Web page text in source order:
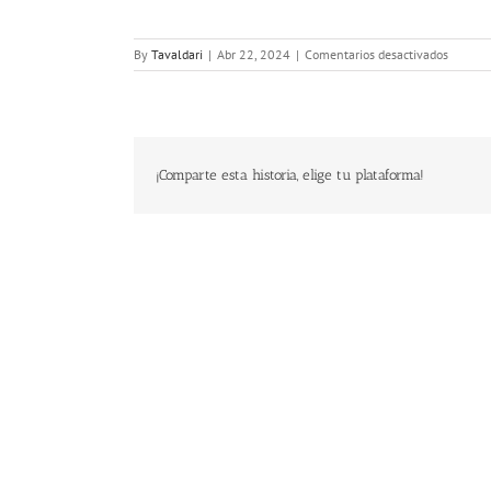
By Tavaldari | Abr 22, 2024 | Comentarios desactivadosen
¡Comparte esta historia, elige tu plataforma!